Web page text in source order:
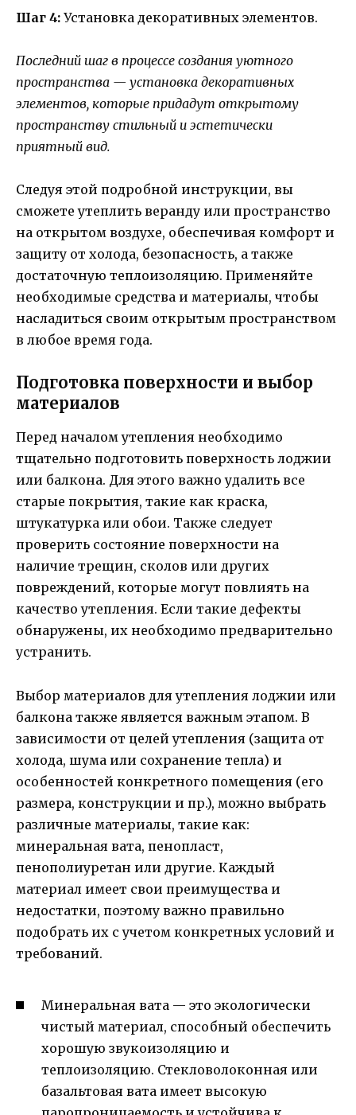
Шаг 4: Установка декоративных элементов.
Последний шаг в процессе создания уютного
пространства — установка декоративных
элементов, которые придадут открытому
пространству стильный и эстетически
приятный вид.
Следуя этой подробной инструкции, вы
сможете утеплить веранду или пространство
на открытом воздухе, обеспечивая комфорт и
защиту от холода, безопасность, а также
достаточную теплоизоляцию. Применяйте
необходимые средства и материалы, чтобы
насладиться своим открытым пространством
в любое время года.
Подготовка поверхности и выбор
материалов
Перед началом утепления необходимо
тщательно подготовить поверхность лоджии
или балкона. Для этого важно удалить все
старые покрытия, такие как краска,
штукатурка или обои. Также следует
проверить состояние поверхности на
наличие трещин, сколов или других
повреждений, которые могут повлиять на
качество утепления. Если такие дефекты
обнаружены, их необходимо предварительно
устранить.
Выбор материалов для утепления лоджии или
балкона также является важным этапом. В
зависимости от целей утепления (защита от
холода, шума или сохранение тепла) и
особенностей конкретного помещения (его
размера, конструкции и пр.), можно выбрать
различные материалы, такие как:
минеральная вата, пенопласт,
пенополиуретан или другие. Каждый
материал имеет свои преимущества и
недостатки, поэтому важно правильно
подобрать их с учетом конкретных условий и
требований.
Минеральная вата — это экологически
чистый материал, способный обеспечить
хорошую звукоизоляцию и
теплоизоляцию. Стекловолоконная или
базальтовая вата имеет высокую